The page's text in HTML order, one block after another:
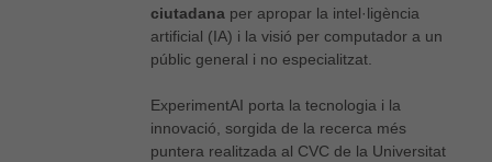
ciutadana per apropar la intel·ligència
artificial (IA) i la visió per computador a un
públic general i no especialitzat.
ExperimentAI porta la tecnologia i la
innovació, sorgida de la recerca més
puntera realitzada al CVC de la Universitat
Necessàries
Aquestes
cookies no